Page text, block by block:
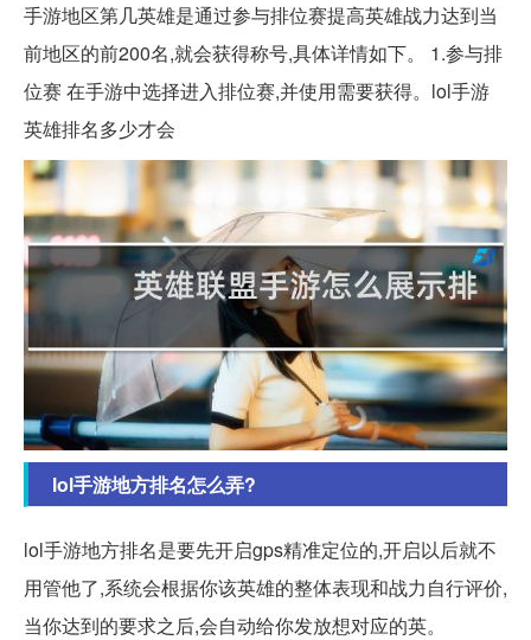
手游地区第几英雄是通过参与排位赛提高英雄战力达到当
前地区的前200名,就会获得称号,具体详情如下。 1.参与排
位赛 在手游中选择进入排位赛,并使用需要获得。lol手游
英雄排名多少才会
lol手游地方排名怎么弄?
lol手游地方排名是要先开启gps精准定位的,开启以后就不
用管他了,系统会根据你该英雄的整体表现和战力自行评价,
当你达到的要求之后,会自动给你发放想对应的英。